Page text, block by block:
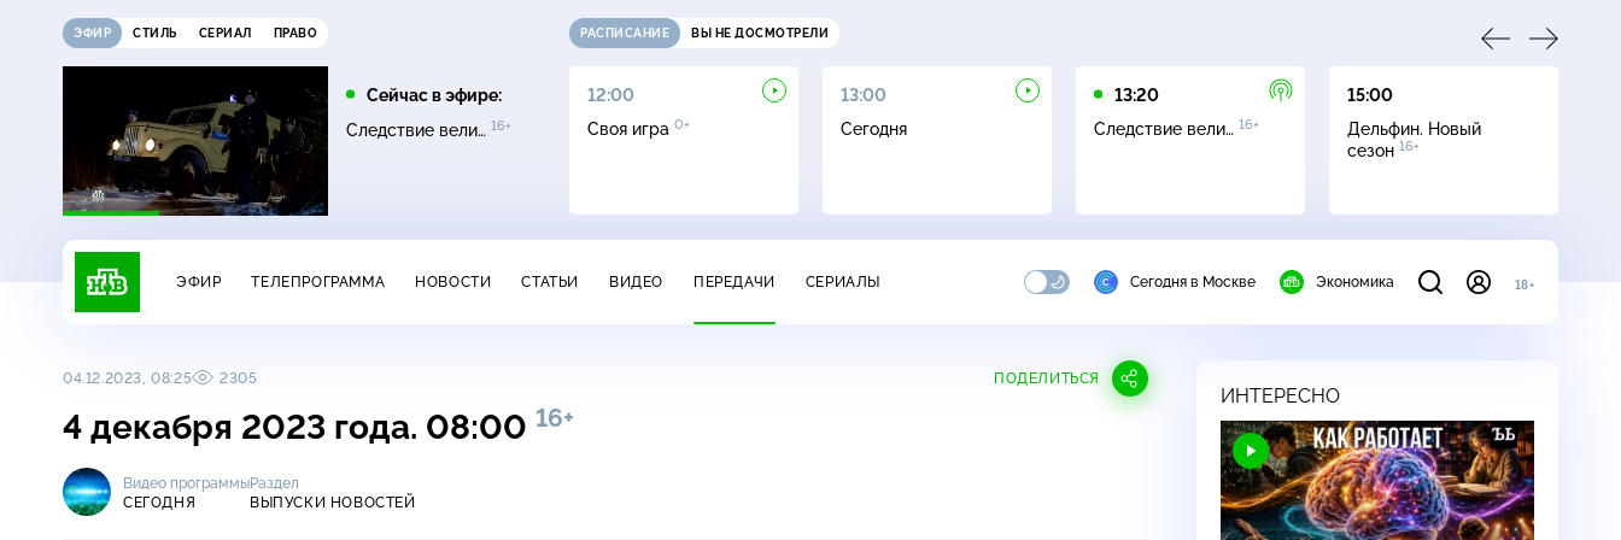
ЭФИР СТИЛЬ СЕРИАЛ ПРАВО
Сейчас в эфире:
Следствие вели… 16+
РАСПИСАНИЕ ВЫ НЕ ДОСМОТРЕЛИ
НашПотребНадзор 16+
11:00
Однажды…16+
12:00
Своя игра 0+
13:00
Сегодня
13:20
Следствие вели… 16+
15:00
Дельфин. Новый
сезон 16+
ЭФИР ТЕЛЕПРОГРАММА НОВОСТИ СТАТЬИ ВИДЕО ПЕРЕДАЧИ СЕРИАЛЫ Сегодня в Москве Экономика 18+
04.12.2023, 08:25 2305 ПОДЕЛИТЬСЯ
4 декабря 2023 года. 08:00 16+
Видео программы
СЕГОДНЯ
Раздел
ВЫПУСКИ НОВОСТЕЙ
ИНТЕРЕСНО